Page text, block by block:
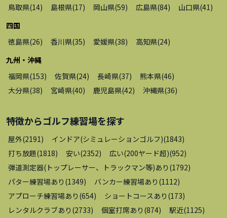
鳥取県(14) 島根県(17) 岡山県(59) 広島県(84) 山口県(41 )
四国
徳島県(26) 香川県(35) 愛媛県(38) 高知県(24)
九州・沖縄
福岡県(153) 佐賀県(24) 長崎県(37) 熊本県(46)
大分県(38) 宮崎県(40) 鹿児島県(42) 沖縄県(36)
特徴からゴルフ練習場を探す
屋外(2191 ) インドア(シミュレーションゴルフ)(1843)
打ち放題(1818) 安い(2352) 広い(200ヤード超)(952)
弾道測定器(トップレーサー、トラックマン等)あり (1792)
パター練習場あり (1349) バンカー練習場あり (1112)
アプローチ練習場あり (654) ショートコースあり (173)
レンタルクラブあり (2733) 個室打席あり (874) 駅近(1125)